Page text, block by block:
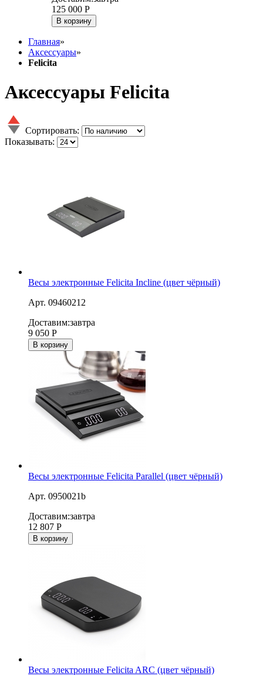
125 000 Р
В корзину
Главная»
Аксессуары»
Felicita
Аксессуары Felicita
Сортировать:
Показывать:
Весы электронные Felicita Incline (цвет чёрный)
Арт. 09460212
Доставим:завтра
9 050 Р
В корзину
Весы электронные Felicita Parallel (цвет чёрный)
Арт. 0950021b
Доставим:завтра
12 807 Р
В корзину
Весы электронные Felicita ARC (цвет чёрный)